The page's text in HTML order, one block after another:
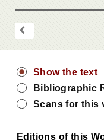
Show the text
Bibliographic
Scans for this
Editions of this